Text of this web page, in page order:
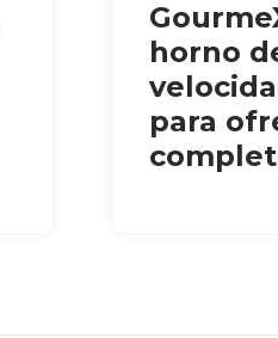
horno
para